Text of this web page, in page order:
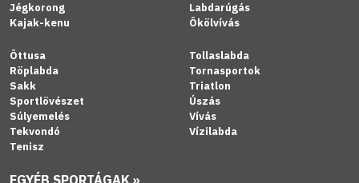
Jégkorong
Kajak-kenu
Labdarúgás
Ökölvívás
Öttusa
Röplabda
Sakk
Sportlövészet
Súlyemelés
Tekvondó
Tenisz
Tollaslabda
Tornasportok
Triatlon
Úszás
Vívás
Vízilabda
EGYÉB SPORTÁGAK »